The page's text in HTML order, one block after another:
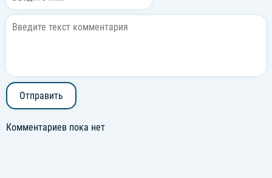
Отправить
Комментариев пока нет